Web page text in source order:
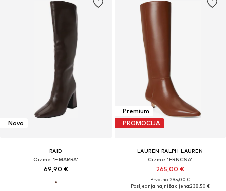
Novo
RAID
Čizme 'EMARRA'
69,90 €
Premium
PROMOCIJA
LAUREN RALPH LAUREN
Čizme 'FRNCSA'
265,00 €
Prvotno: 295,00 €
Posljednja najniža cijena:238,50 €